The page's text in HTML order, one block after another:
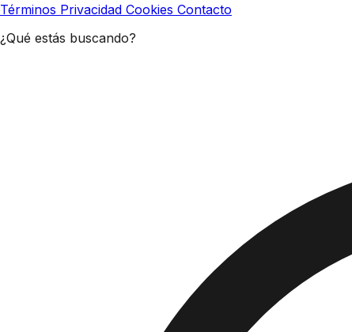
Términos Privacidad Cookies Contacto
¿Qué estás buscando?